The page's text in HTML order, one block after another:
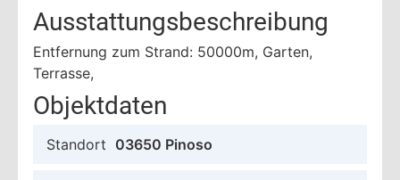
Ausstattungsbeschreibung
Entfernung zum Strand: 50000m, Garten,
Terrasse,
Objektdaten
Standort 03650 Pinoso